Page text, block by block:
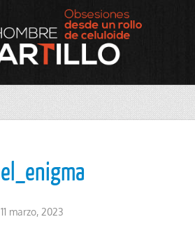
el_enigma
11 marzo, 2023